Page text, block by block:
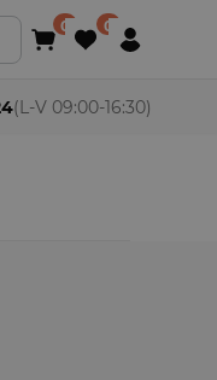
(L-V 09:00-16:30)